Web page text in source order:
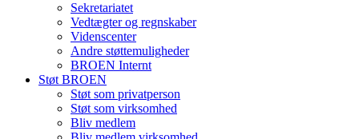
Sekretariatet
Vedtægter og regnskaber
Videnscenter
Andre støttemuligheder
BROEN Internt
Støt BROEN
Støt som privatperson
Støt som virksomhed
Bliv medlem